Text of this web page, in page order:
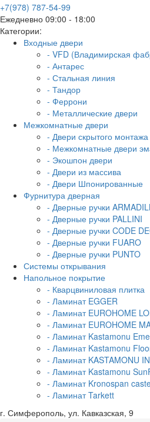
+7(978) 787-54-99
Ежедневно 09:00 - 18:00
Категории:
Входные двери
- VFD (Владимирская
- Антарес
- Стальная линия
- Тандор
- Феррони
- Металлические двери
Межкомнатные двери
- Двери скрытого монтажа
- Межкомнатные двери
- Экошпон двери
- Двери из массива
- Двери Шпонированные
Фурнитура дверная
- Дверные ручки
- Дверные ручки PALLINI
- Дверные ручки CODE
- Дверные ручки FUARO
- Дверные ручки PUNTO
Системы открывания
Напольное покрытие
- Кварцвиниловая плитка
- Ламинат EGGER
- Ламинат EUROHOME
- Ламинат EUROHOME
- Ламинат Kastamonu
- Ламинат Kastamonu
- Ламинат KASTAMONU
- Ламинат Kastamonu
- Ламинат Kronospan
- Ламинат Tarkett
г. Симферополь, ул. Кавказская, 9